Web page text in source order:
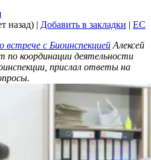
назад) | Добавить в закладки | EC
встрече с Биоинспекцией Алексей
по координации деятельности
прислал ответы на